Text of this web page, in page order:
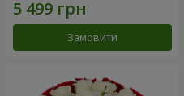
Замовити